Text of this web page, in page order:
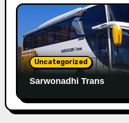
Uncategorized
Sarwonadhi Trans